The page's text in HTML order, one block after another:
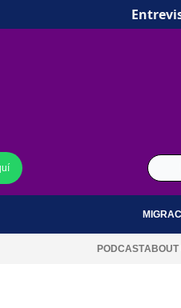
PODCASTABOUT